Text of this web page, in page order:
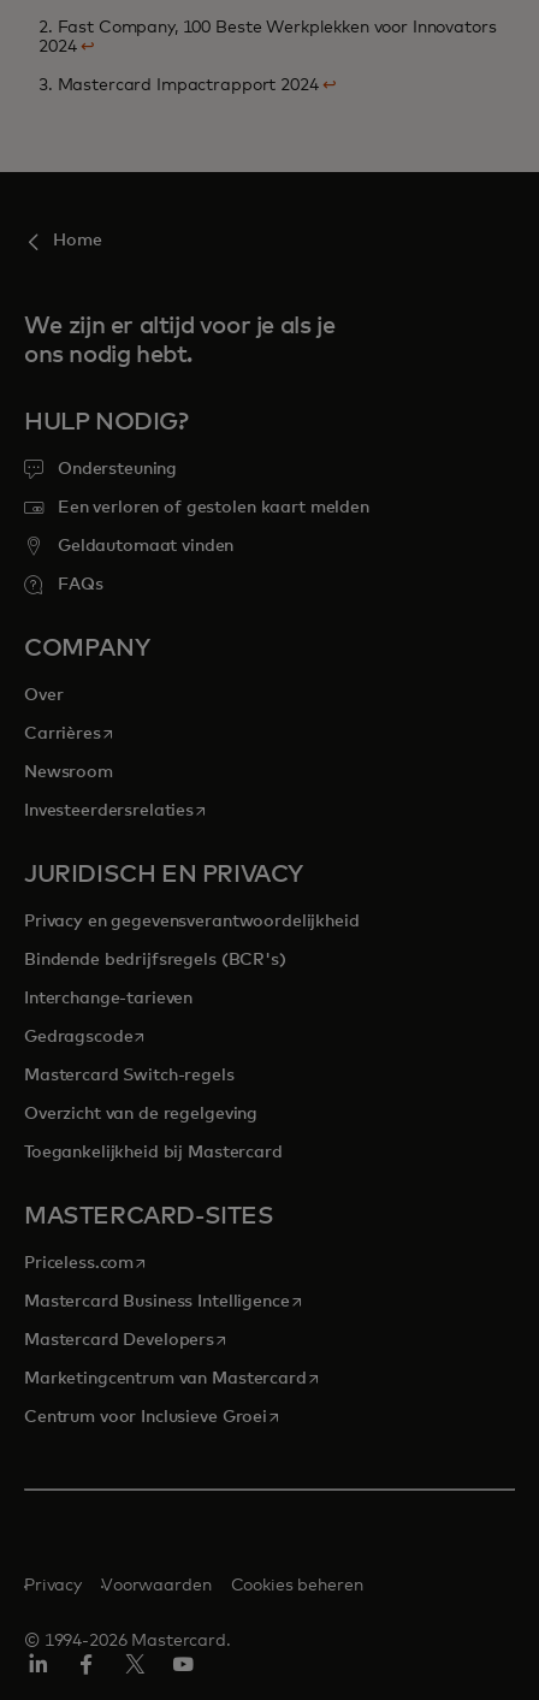
2. Fast Company, 100 Beste Werkplekken voor Innovators
2024↩
3. Mastercard Impactrapport 2024↩
Home
We zijn er altijd voor je als je
ons nodig hebt.
HULP NODIG?
Ondersteuning
Een verloren of gestolen kaart melden
Geldautomaat vinden
FAQs
COMPANY
Over
Carrièresopens in a new tab
Newsroom
Investeerdersrelatiesopens in a new tab
JURIDISCH EN PRIVACY
Privacy en gegevensverantwoordelijkheid
Bindende bedrijfsregels (BCR's)
Interchange-tarieven
Gedragscodeopens in a new tab
Mastercard Switch-regels
Overzicht van de regelgeving
Toegankelijkheid bij Mastercard
MASTERCARD-SITES
Priceless.com opens in a new tab
Mastercard Business Intelligenceopens in a new tab
Mastercard Developersopens in a new tab
Marketingcentrum van Mastercardopens in a new tab
Centrum voor Inclusieve Groeiopens in a new tab
© 1994-2026 Mastercard.
Privacy Voorwaarden Cookies beheren